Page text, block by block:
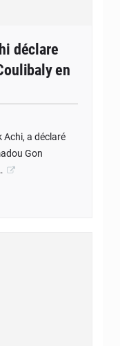
déclare
en
Achi, a déclaré
Gon